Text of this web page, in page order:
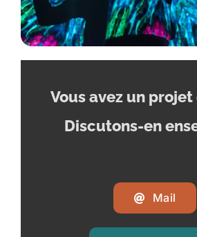
Vous avez un
Discutons-en
Mail